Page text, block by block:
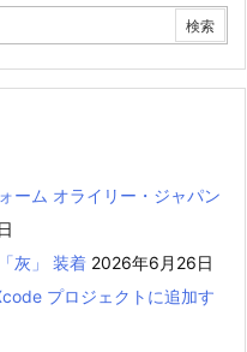
ーム オライリー・ジャパン
灰」 装着 2026年6月26日
プロジェクトに追加す